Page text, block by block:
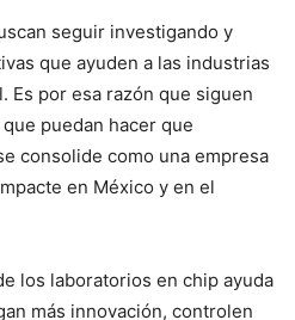
seguir investigando y
que ayuden a las industrias
Es por esa razón que siguen
puedan hacer que
consolide como una empresa
en México y en el
los laboratorios en chip ayuda
más innovación, controlen